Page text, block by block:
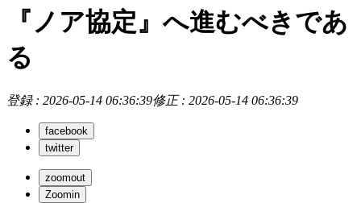
『ノア協定』へ進むべきであ
る
登録 : 2026-05-14 06:36:39修正 : 2026-05-14 06:36:39
facebook
twitter
zoomout
Zoomin